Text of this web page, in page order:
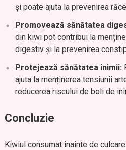
și poate ajuta la prevenirea
Promovează sănătatea
din kiwi pot contribui la
digestiv și la prevenirea
Protejează sănătatea inimii:
ajuta la menținerea tensiunii
reducerea riscului de boli de
Concluzie
Kiwiul consumat înainte de